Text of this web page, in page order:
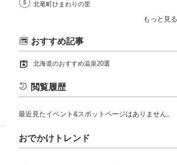
北竜町ひまわりの里
もっと見る
おすすめ記事
北海道のおすすめ温泉20選
閲覧履歴
最近見たイベント&スポットページはありません。
おでかけトレンド